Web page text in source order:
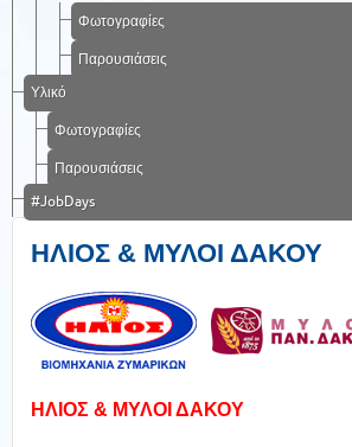
Φωτογραφίες
Παρουσιάσεις
Υλικό
Φωτογραφίες
Παρουσιάσεις
#JobDays
ΗΛΙΟΣ & ΜΥΛΟΙ ΔΑΚΟΥ
ΗΛΙΟΣ & ΜΥΛΟΙ ΔΑΚΟΥ